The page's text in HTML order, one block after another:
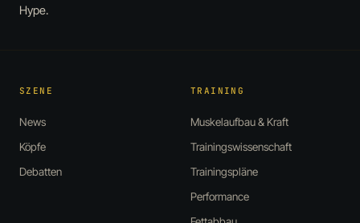
Hype.
SZENE
News
Köpfe
Debatten
TRAINING
Muskelaufbau & Kraft
Trainingswissenschaft
Trainingspläne
Performance